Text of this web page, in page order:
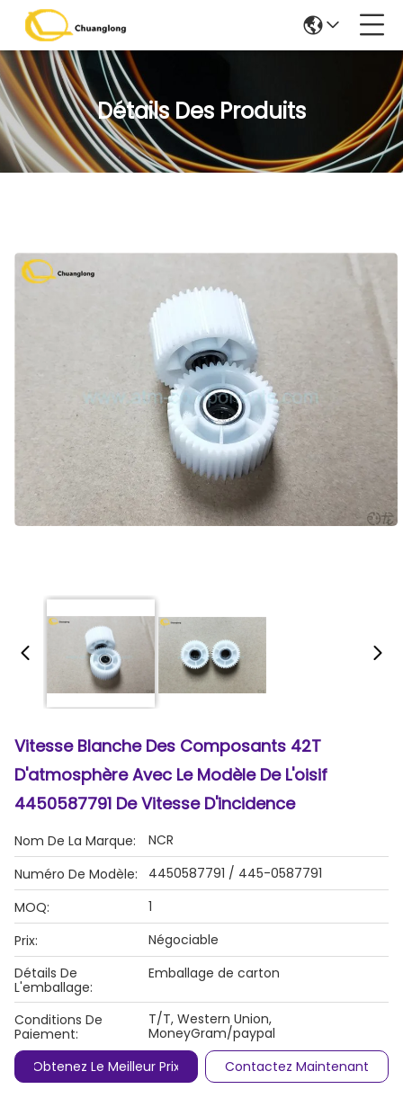
Détails Des Produits
Vitesse Blanche Des Composants 42T
D'atmosphère Avec Le Modèle De L'oisif
4450587791 De Vitesse D'incidence
Nom De La Marque:
NCR
Numéro De Modèle:
4450587791 / 445-0587791
MOQ:
1
Prix:
Négociable
Détails De
L'emballage:
Emballage de carton
Conditions De
Paiement:
T/T, Western Union,
MoneyGram/paypal
Obtenez Le Meilleur Prix
Contactez Maintenant